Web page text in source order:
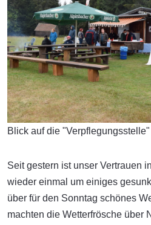
Blick auf die "Verpflegungsstelle"
Seit gestern ist unser Vertrauen
wieder einmal um einiges
über für den Sonntag schönes
machten die Wetterfrösche über